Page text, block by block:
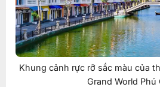
Khung cảnh rực rỡ sắc màu của
Grand World Phú